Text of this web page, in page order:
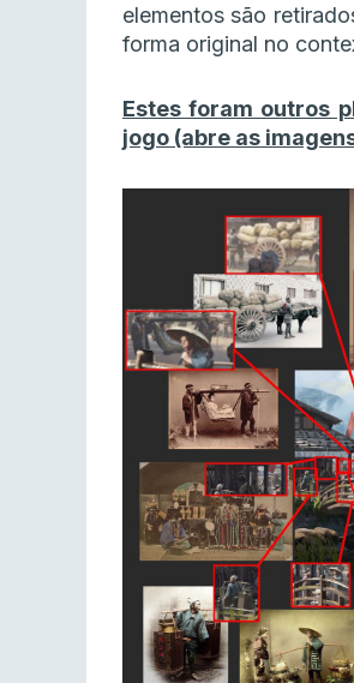
elementos são
forma original no
Estes foram outros
jogo (abre as